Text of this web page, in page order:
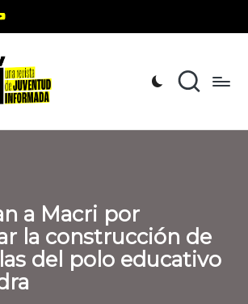
a Macri por
la construcción de
del polo educativo